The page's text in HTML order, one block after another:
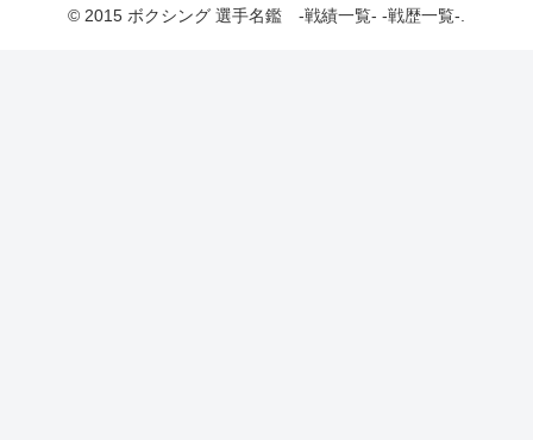
© 2015 ボクシング 選手名鑑 -戦績一覧- -戦歴一覧-.